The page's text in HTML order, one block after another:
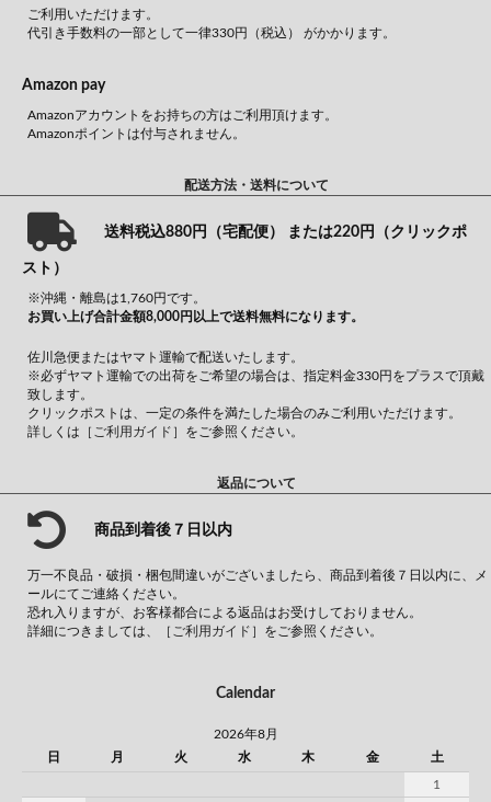
ご利用いただけます。
代引き手数料の一部として一律330円（税込） がかかります。
Amazon pay
Amazonアカウントをお持ちの方はご利用頂けます。
Amazonポイントは付与されません。
配送方法・送料について
送料税込880円（宅配便） または220円（クリックポ
スト）
※沖縄・離島は1,760円です。
お買い上げ合計金額8,000円以上で送料無料になります。
佐川急便またはヤマト運輸で配送いたします。
※必ずヤマト運輸での出荷をご希望の場合は、指定料金330円をプラスで頂戴
致します。
クリックポストは、一定の条件を満たした場合のみご利用いただけます。
詳しくは ［ご利用ガイド］ をご参照ください。
返品について
商品到着後７日以内
万一不良品・破損・梱包間違いがございましたら、商品到着後７日以内に、メ
ールにてご連絡ください。
恐れ入りますが、お客様都合による返品はお受けしておりません。
詳細につきましては、
［ご利用ガイド］ をご参照ください。
Calendar
2026年8月
日
月 火 水 木 金 土
1